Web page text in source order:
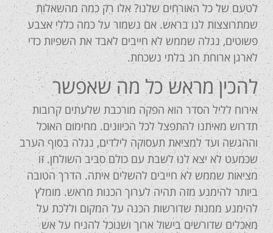
לטעם של כל האורחים שלנו? אלו רק כמה מהשאלות
שמתרוצצות לנו בראש. אם נשמור על כמה כללי אצבע
פשוטים, נגלה שממש לא חייבים לאבד את השפיות כדי
לארגן ארוחת חג בלתי נשכחת.
להכין מראש כל מה שאפשר
אירוח לליל הסדר הוא הפקה מורכבת שלעתים קרובות
תדרוש מאיתנו להתפצל לכל הכיוונים. מחימום האוכל
וההגשה ועד למציאת תעסוקה לילדים, נגלה בסוף הערב
שכמעט לא יצא לנו לשבת עם כולם סביב השולחן. זו
מציאות שממש לא חייבים להשלים איתה. הדרך הטובה
ביותר להימנע מזה תהיה לערוך הכנות מראש. מומלץ
להימנע ממנות שדורשות הכנה על המקום וללכת על
מאכלים שדורשים בישול ארוך ושנוכל להניח על אש